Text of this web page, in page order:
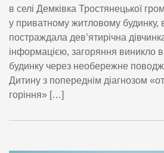
в селі Демківка Тростянецької
у приватному житловому будинку,
постраждала дев’ятирічна
інформацією, загоряння виникло в
будинку через необережне
Дитину з попереднім діагнозом
горіння» […]